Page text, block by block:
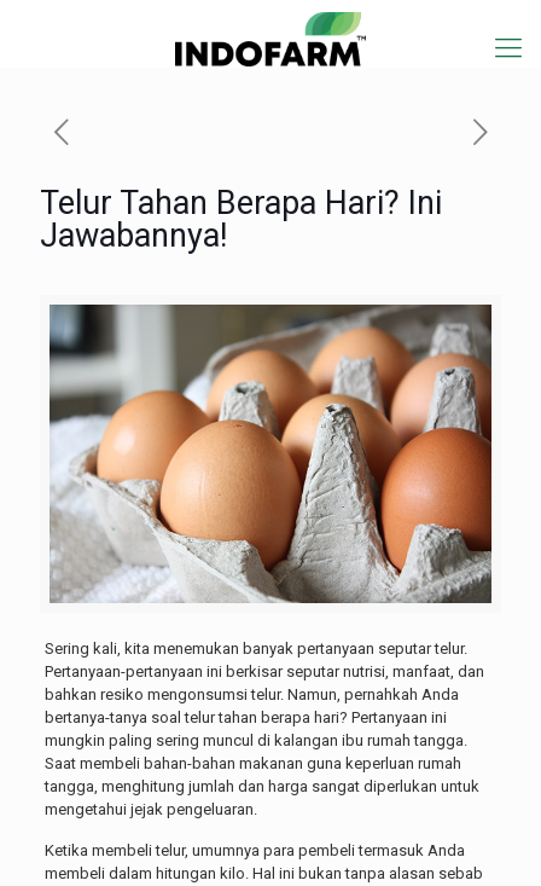
Telur Tahan Berapa Hari? Ini
Jawabannya!
Sering kali, kita menemukan banyak pertanyaan seputar telur.
Pertanyaan-pertanyaan ini berkisar seputar nutrisi, manfaat, dan
bahkan resiko mengonsumsi telur. Namun, pernahkah Anda
bertanya-tanya soal telur tahan berapa hari? Pertanyaan ini
mungkin paling sering muncul di kalangan ibu rumah tangga.
Saat membeli bahan-bahan makanan guna keperluan rumah
tangga, menghitung jumlah dan harga sangat diperlukan untuk
mengetahui jejak pengeluaran.
Ketika membeli telur, umumnya para pembeli termasuk Anda
membeli dalam hitungan kilo. Hal ini bukan tanpa alasan sebab